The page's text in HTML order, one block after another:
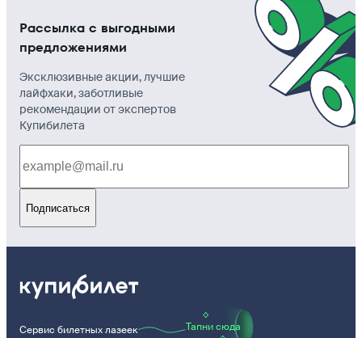
Рассылка с выгодными
предложениями
Эксклюзивные акции, лучшие
лайфхаки, заботливые
рекомендации от экспертов
Купибилета
Подписаться
Сервис билетных лазеек Тапни сюда